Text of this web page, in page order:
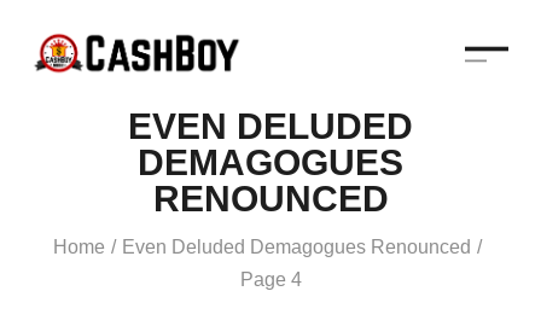
EVEN DELUDED
DEMAGOGUES
RENOUNCED
Home / Even Deluded Demagogues Renounced /
Page 4